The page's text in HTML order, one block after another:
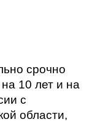
срочно
10 лет и на
с
области,